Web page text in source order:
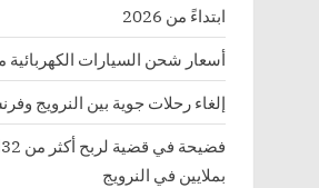
ابتداءً من 2026
أسعار شحن السيارات الكهربائية
إلغاء رحلات جوية بين النرويج
بملايين في النرويج